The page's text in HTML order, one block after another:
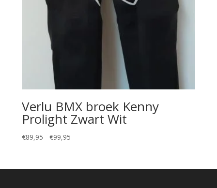
Verlu BMX broek Kenny
Prolight Zwart Wit
€89,95 - €99,95Prijsklasse:
€99,95